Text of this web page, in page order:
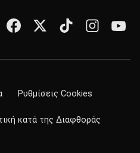
Ρυθμίσεις Cookies
κατά της Διαφθοράς